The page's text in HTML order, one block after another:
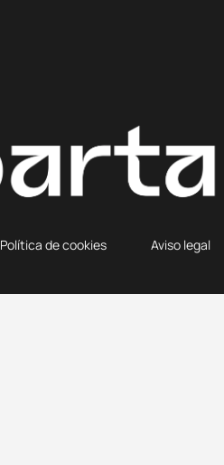
Política de cookies Aviso legal